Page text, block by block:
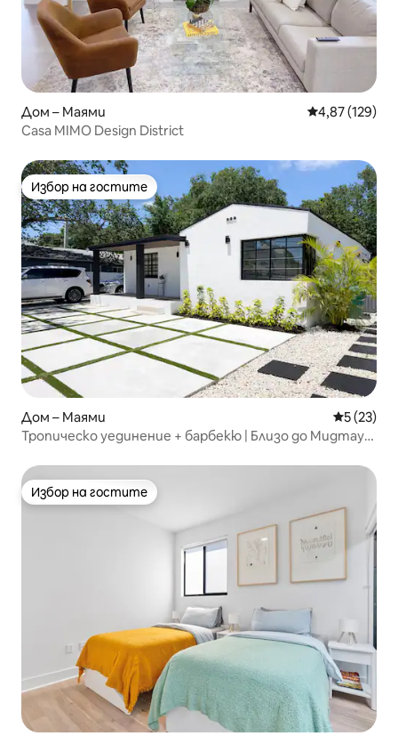
Дом – Маями Средна
4,87 (129)
Casa MIMO Design District
Избор на гостите
Избор на гостите
Дом – Маями Средна
5 (23)
Тропическо уединение + барбекю | Близо до Мидтаун
Избор на гостите
Избор на гостите